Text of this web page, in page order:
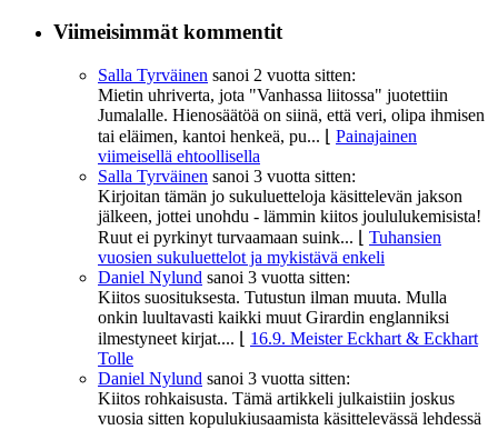
Viimeisimmät kommentit
Salla Tyrväinen sanoi 2 vuotta sitten:
Mietin uhriverta, jota "Vanhassa liitossa" juotettiin
Jumalalle. Hienosäätöä on siinä, että veri, olipa ihmisen
tai eläimen, kantoi henkeä, pu...
Painajainen
viimeisellä ehtoollisella
Salla Tyrväinen sanoi 3 vuotta sitten:
Kirjoitan tämän jo sukuluetteloja käsittelevän jakson
jälkeen, jottei unohdu - lämmin kiitos joululukemisista!
Ruut ei pyrkinyt turvaamaan suink...
Tuhansien
vuosien sukuluettelot ja mykistävä enkeli
Daniel Nylund sanoi 3 vuotta sitten:
Kiitos suosituksesta. Tutustun ilman muuta. Mulla
onkin luultavasti kaikki muut Girardin englanniksi
ilmestyneet kirjat....
16.9. Meister Eckhart & Eckhart
Tolle
Daniel Nylund sanoi 3 vuotta sitten:
Kiitos rohkaisusta. Tämä artikkeli julkaistiin joskus
vuosia sitten kopulukiusaamista käsittelevässä lehdessä